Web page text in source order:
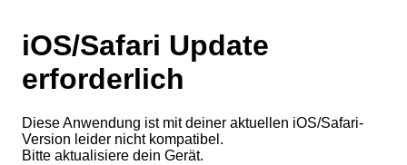
iOS/Safari Update
erforderlich
Diese Anwendung ist mit deiner aktuellen iOS/Safari-
Version leider nicht kompatibel.
Bitte aktualisiere dein Gerät.